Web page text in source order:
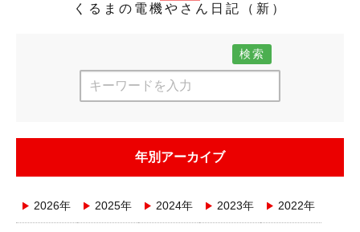
くるまの電機やさん日記（新）
検索
年別アーカイブ
2026年 2025年 2024年 2023年 2022年